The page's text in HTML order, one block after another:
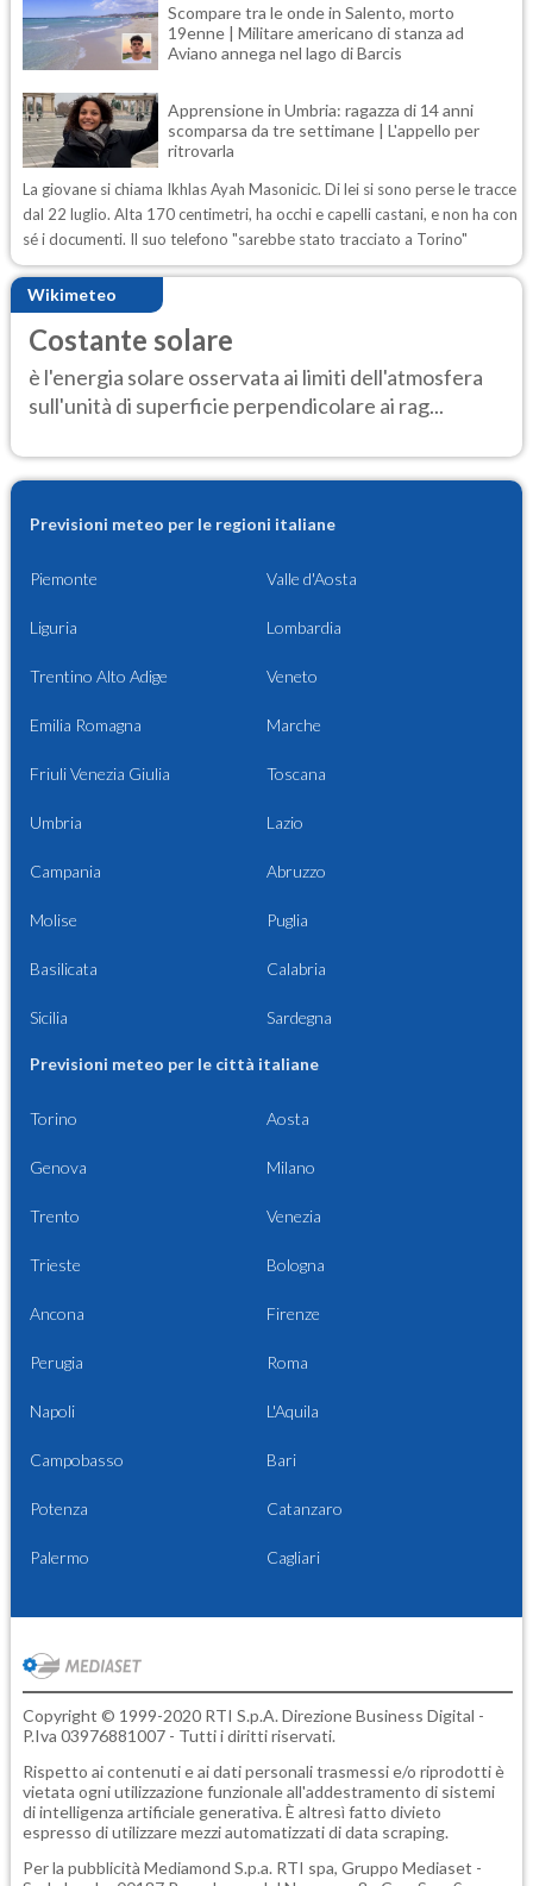
Scompare tra le onde in Salento, morto
19enne | Militare americano di stanza ad
Aviano annega nel lago di Barcis
Apprensione in Umbria: ragazza di 14 anni
scomparsa da tre settimane | L'appello per
ritrovarla
La giovane si chiama Ikhlas Ayah Masonicic. Di lei si sono perse le tracce
dal 22 luglio. Alta 170 centimetri, ha occhi e capelli castani, e non ha con
sé i documenti. Il suo telefono "sarebbe stato tracciato a Torino"
Wikimeteo
Costante solare
è l'energia solare osservata ai limiti dell'atmosfera
sull'unità di superficie perpendicolare ai rag...
Previsioni meteo per le regioni italiane
Piemonte Valle d'Aosta
Liguria Lombardia
Trentino Alto Adige Veneto
Emilia Romagna Marche
Friuli Venezia Giulia Toscana
Umbria Lazio
Campania Abruzzo
Molise Puglia
Basilicata Calabria
Sicilia Sardegna
Previsioni meteo per le città italiane
Torino Aosta
Genova Milano
Trento Venezia
Trieste Bologna
Ancona Firenze
Perugia Roma
Napoli L'Aquila
Campobasso Bari
Potenza Catanzaro
Palermo Cagliari
Copyright © 1999-2020 RTI S.p.A. Direzione Business Digital -
P.Iva 03976881007 - Tutti i diritti riservati.
Rispetto ai contenuti e ai dati personali trasmessi e/o riprodotti è
vietata ogni utilizzazione funzionale all'addestramento di sistemi
di intelligenza artificiale generativa. È altresì fatto divieto
espresso di utilizzare mezzi automatizzati di data scraping.
Per la pubblicità Mediamond S.p.a. RTI spa, Gruppo Mediaset -